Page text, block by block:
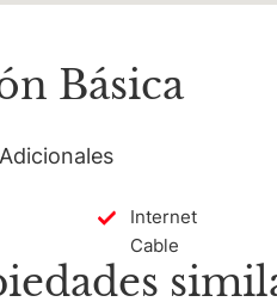
Básica
Adicionales
Internet
Cable